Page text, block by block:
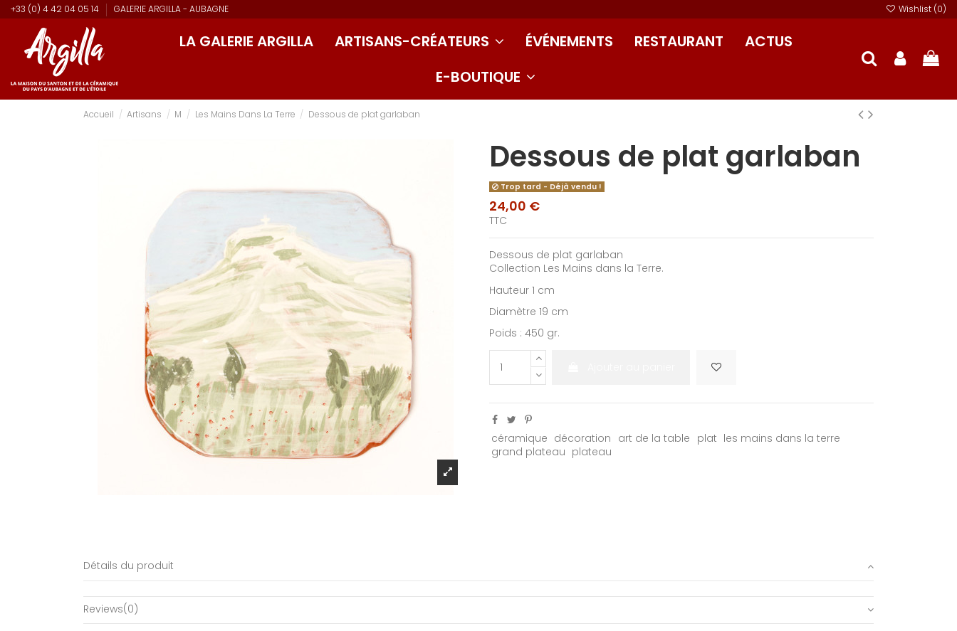
+33 (0) 4 42 04 05 14 GALERIE ARGILLA - AUBAGNE Wishlist (0)
LA GALERIE ARGILLA ARTISANS-CRÉATEURS ÉVÉNEMENTS RESTAURANT
ACTUS
E-BOUTIQUE
Accueil Artisans M Les Mains Dans La Terre Dessous de plat garlaban
Dessous de plat garlaban
Trop tard - Déjà vendu !
24,00 €
TTC
Dessous de plat garlaban
Collection Les Mains dans la Terre.
Hauteur 1 cm
Diamètre 19 cm
Poids : 450 gr.
céramique décoration art de la table plat les mains dans la terre
grand plateau plateau
Détails du produit
Reviews(0)